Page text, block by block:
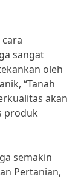
sangat
oleh
“Tanah
akan
produk
semakin
Pertanian,